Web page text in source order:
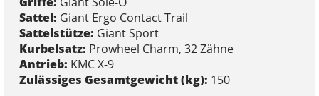
Sattel: Giant Ergo Contact Trail
Sattelstütze: Giant Sport
Kurbelsatz: Prowheel Charm, 32 Zähne
Antrieb: KMC X-9
Zulässiges Gesamtgewicht (kg): 150